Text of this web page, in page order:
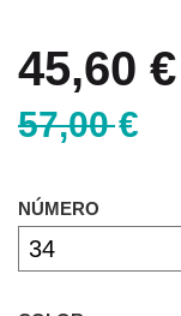
45,60 €
57,00 €
NÚMERO